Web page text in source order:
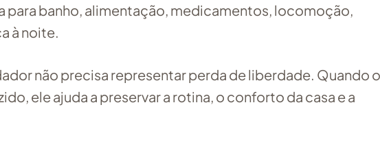
para banho, alimentação, medicamentos, locomoção,
à noite.
não precisa representar perda de liberdade. Quando o
ele ajuda a preservar a rotina, o conforto da casa e a